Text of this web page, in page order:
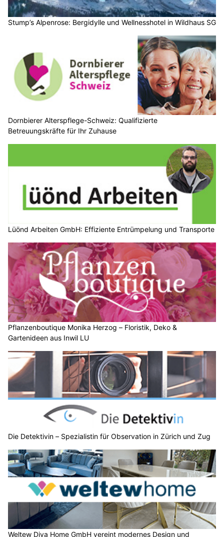
Dornbierer Alterspflege-Schweiz: Qualifizierte
Lüönd Arbeiten GmbH: Effiziente Entrümpelung und Transporte
Pflanzenboutique Monika Herzog – Floristik, Deko &
Gartenideen aus Inwil LU
Die Detektivin – Spezialistin für Observation in Zürich und Zug
Weltew Diva Home GmbH vereint modernes Design und
langlebige Wohnqualität